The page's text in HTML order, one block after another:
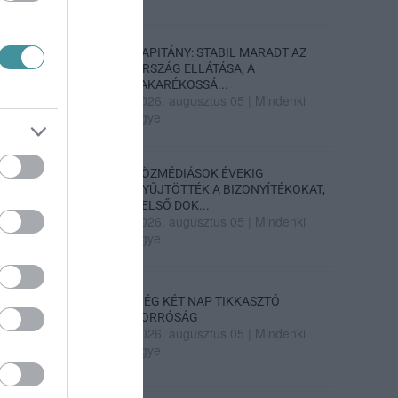
KAPITÁNY: STABIL MARADT AZ
ORSZÁG ELLÁTÁSA, A
TAKARÉKOSSÁ...
2026. augusztus 05
Mindenki
ügye
KÖZMÉDIÁSOK ÉVEKIG
GYŰJTÖTTÉK A BIZONYÍTÉKOKAT,
BELSŐ DOK...
2026. augusztus 05
Mindenki
ügye
MÉG KÉT NAP TIKKASZTÓ
FORRÓSÁG
2026. augusztus 05
Mindenki
ügye